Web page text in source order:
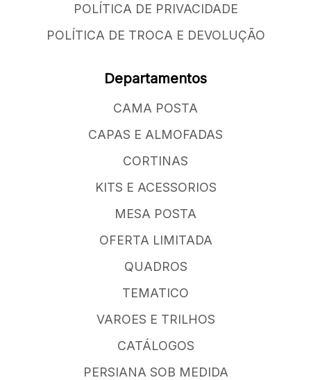
POLÍTICA DE PRIVACIDADE
POLÍTICA DE TROCA E DEVOLUÇÃO
Departamentos
CAMA POSTA
CAPAS E ALMOFADAS
CORTINAS
KITS E ACESSORIOS
MESA POSTA
OFERTA LIMITADA
QUADROS
TEMATICO
VAROES E TRILHOS
CATÁLOGOS
PERSIANA SOB MEDIDA